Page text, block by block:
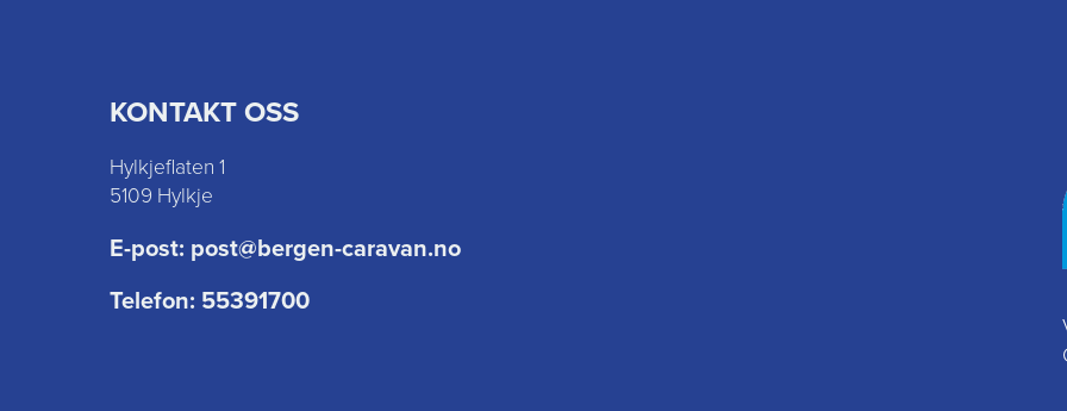
KONTAKT OSS
Hylkjeflaten 1
5109 Hylkje
E-post: post@bergen-caravan.no
Telefon: 55391700